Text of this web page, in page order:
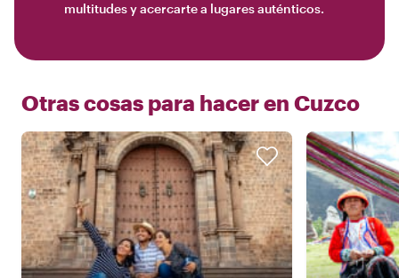
multitudes y acercarte a lugares auténticos.
Otras cosas para hacer en Cuzco